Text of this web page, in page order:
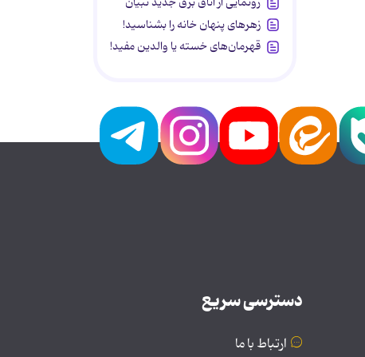
زهرهای پنهان خانه را بشناسید!
قهرمان‌های خسته یا والدین مفید!
دسترسی سریع
ارتباط با ما